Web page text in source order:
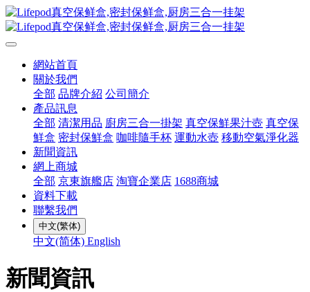
網站首頁
關於我們
全部 品牌介紹 公司簡介
產品訊息
全部 清潔用品 廚房三合一掛架 真空保鮮果汁壺 真空保
鮮盒 密封保鮮盒 咖啡隨手杯 運動水壺 移動空氣淨化器
新聞資訊
網上商城
全部 京東旗艦店 淘寶企業店 1688商城
資料下載
聯繫我們
中文(繁体)
中文(简体) English
新聞資訊